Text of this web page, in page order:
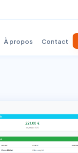
À propos Contact